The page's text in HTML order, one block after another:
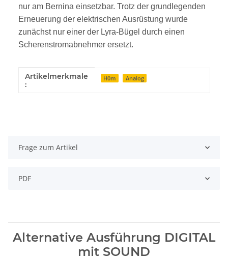
nur am Bernina einsetzbar. Trotz der grundlegenden
Erneuerung der elektrischen Ausrüstung wurde
zunächst nur einer der Lyra-Bügel durch einen
Scherenstromabnehmer ersetzt.
Produkteigenschaft
Wert
Artikelmerkmale
:
H0m Analog
Frage zum Artikel
PDF
Alternative Ausführung DIGITAL
mit SOUND